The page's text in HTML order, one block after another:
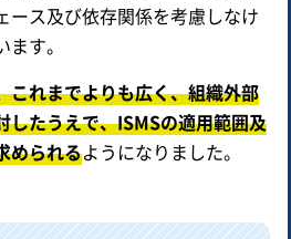
ース及び依存関係を考慮しなけ
す。
これまでよりも広く、組織外部
したうえで、ISMSの適用範囲及
められるようになりました。